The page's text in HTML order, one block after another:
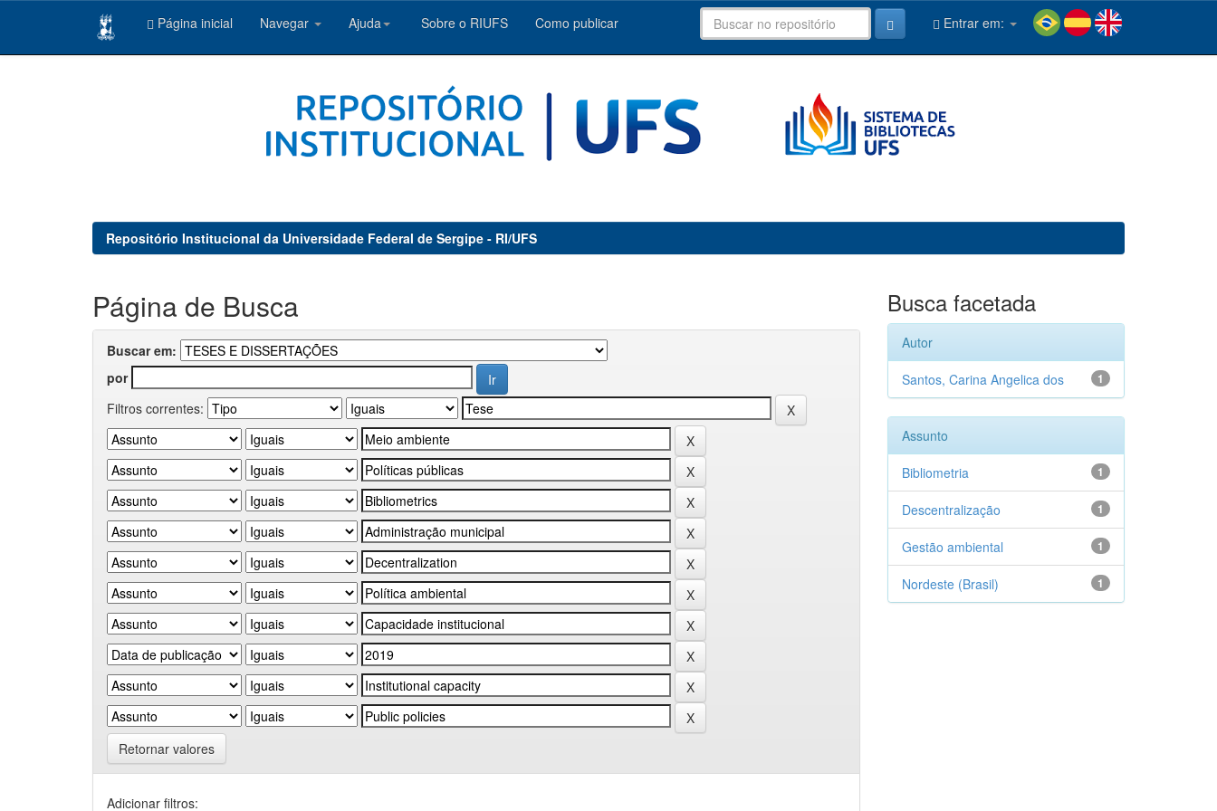
Página inicial Navegar Ajuda Sobre o RIUFS Como publicar Entrar em:
Repositório Institucional da Universidade Federal de Sergipe - RI/UFS
Página de Busca
Buscar em:
por
Filtros correntes:
Retornar valores
Adicionar filtros:
Busca facetada
Autor
1
Santos, Carina Angelica dos
Assunto
1
Bibliometria
1
Descentralização
1
Gestão ambiental
1
Nordeste (Brasil)